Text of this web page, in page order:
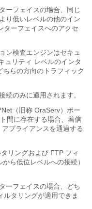
ーフェイスの場合、同じ
り低いレベルの他のイン
ターフェイスへのアクセ
ン検査エンジンはセキュ
ュリティ レベルのインタ
らの方向のトラフィック
続のみに適用されます。
（旧称 OraServ）ポー
間に存在する場合、着信
プライアンスを通過する
リングおよび FTP フィ
ら低位レベルへの接続）
ーフェイスの場合、どち
ルタリングが適用できま